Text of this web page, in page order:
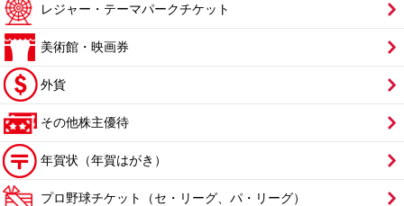
レジャー・テーマパークチケット
美術館・映画券
外貨
その他株主優待
年賀状（年賀はがき）
プロ野球チケット（セ・リーグ、パ・リーグ）